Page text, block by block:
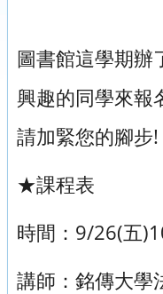
圖書館這學期辦
興趣的同學來報
請加緊您的腳步!
★課程表
時間：9/26(五
講師：銘傳大學